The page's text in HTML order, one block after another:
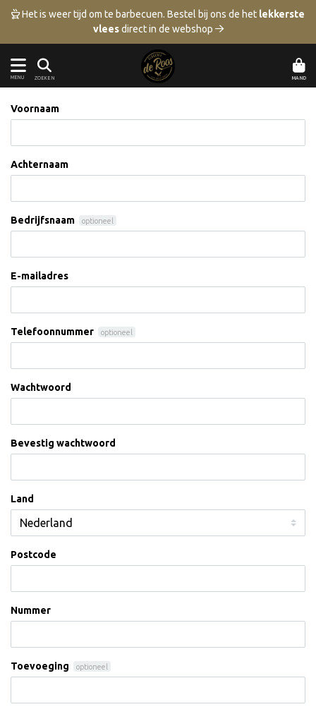
 Het is weer tijd om te barbecuen. Bestel bij ons de het lekkerste
vleesdirect in de webshop 
MENU ZOEKEN MAND
Voornaam
Achternaam
Bedrijfsnaam optioneel
E-mailadres
Telefoonnummer optioneel
Wachtwoord
Bevestig wachtwoord
Land
Postcode
Nummer
Toevoeging optioneel